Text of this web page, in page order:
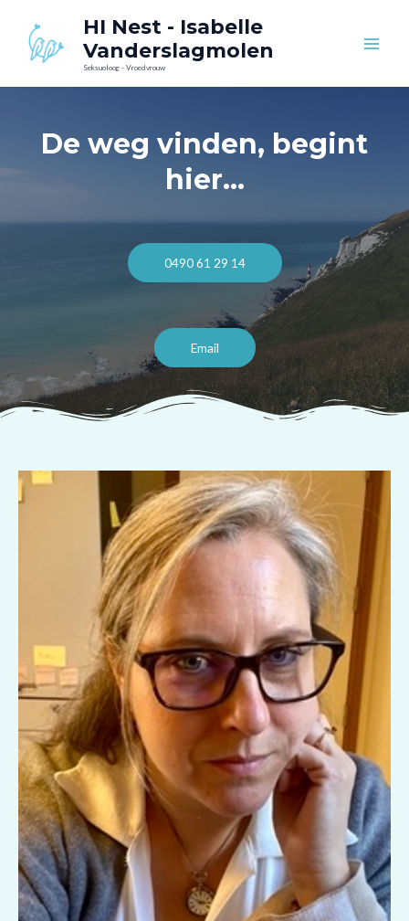
content
HI Nest - Isabelle
Vanderslagmolen
Seksuoloog - Vroedvrouw
De weg vinden, begint
hier...
0490 61 29 14
Email